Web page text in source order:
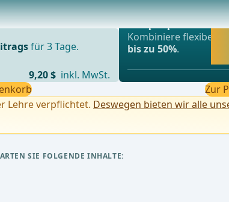
Ursachen und Symptome des Deszensus
für 3 Tage.
9,20 $ inkl. MwSt.
Beliebtestes Angebot
webop - Sparflex
Kombiniere flexibel
bis zu 50%.
Zur
Lehre verpflichtet. Deswegen bieten wir alle
SIE FOLGENDE INHALTE: